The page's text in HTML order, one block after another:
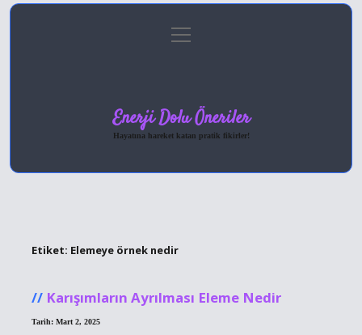
Gizlilik Politikası
menüyü
aç
Enerji Dolu Öneriler
Hayatına hareket katan pratik fikirler!
Etiket: Elemeye örnek nedir
Karışımların Ayrılması Eleme Nedir
Tarih: Mart 2, 2025